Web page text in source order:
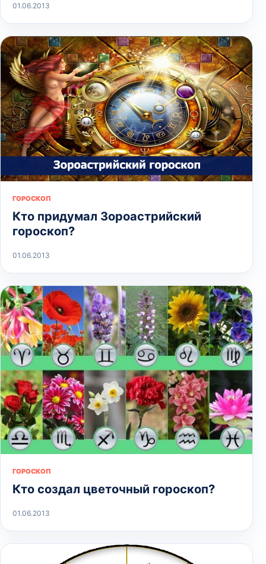
01.06.2013
ГОРОСКОП
Кто придумал Зороастрийский
гороскоп?
01.06.2013
ГОРОСКОП
Кто создал цветочный гороскоп?
01.06.2013